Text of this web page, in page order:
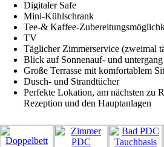
Digitaler Safe
Mini-Kühlschrank
Tee-& Kaffee-
TV
Täglicher Zimmerservice (zweimal
Blick auf Sonnenauf- und untergang
Große Terrasse mit komfortablem
Dusch- und Strandtücher
Perfekte Lokation, am nächsten zu
Rezeption und den Hauptanlagen